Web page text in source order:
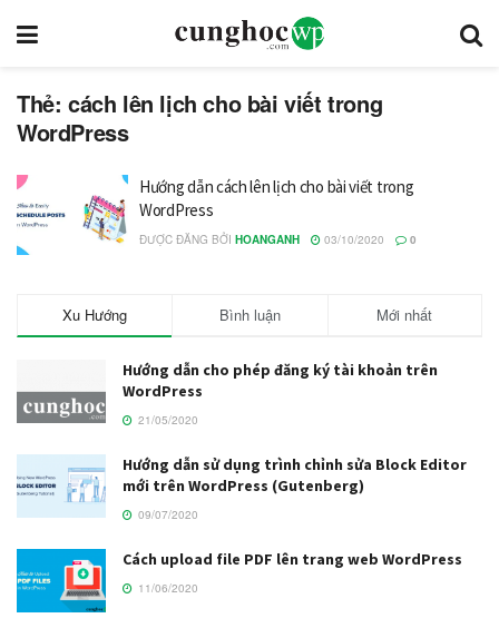
Thẻ: cách lên lịch cho bài viết trong
WordPress
Hướng dẫn cách lên lịch cho bài viết trong
WordPress
ĐƯỢC ĐĂNG BỞI HOANGANH 03/10/2020 0
Xu Hướng Bình luận Mới nhất
Hướng dẫn cho phép đăng ký tài khoản trên
WordPress
21/05/2020
Hướng dẫn sử dụng trình chỉnh sửa Block Editor
mới trên WordPress (Gutenberg)
09/07/2020
Cách upload file PDF lên trang web WordPress
11/06/2020